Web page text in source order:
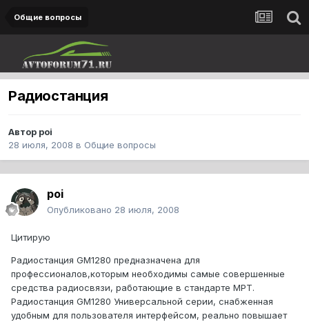
Общие вопросы
Радиостанция
Автор poi
28 июля, 2008 в Общие вопросы
poi
Опубликовано 28 июля, 2008
Цитирую
Радиостанция GM1280 предназначена для
профессионалов,которым необходимы самые совершенные
средства радиосвязи, работающие в стандарте МРТ.
Радиостанция GM1280 Универсальной серии, снабженная
удобным для пользователя интерфейсом, реально повышает